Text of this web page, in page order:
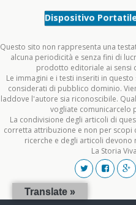
Dispositivo
Questo sito non rappresenta una
alcuna periodicità e senza fini di
prodotto editoriale ai sensi
Le immagini e i testi inseriti in
considerati di pubblico dominio.
laddove l'autore sia riconoscibile.
vogliate comunicarcelo
La condivisione degli articoli di
corretta attribuzione e non per scopi
ricerche e degli articoli devono
La Storia
Translate »